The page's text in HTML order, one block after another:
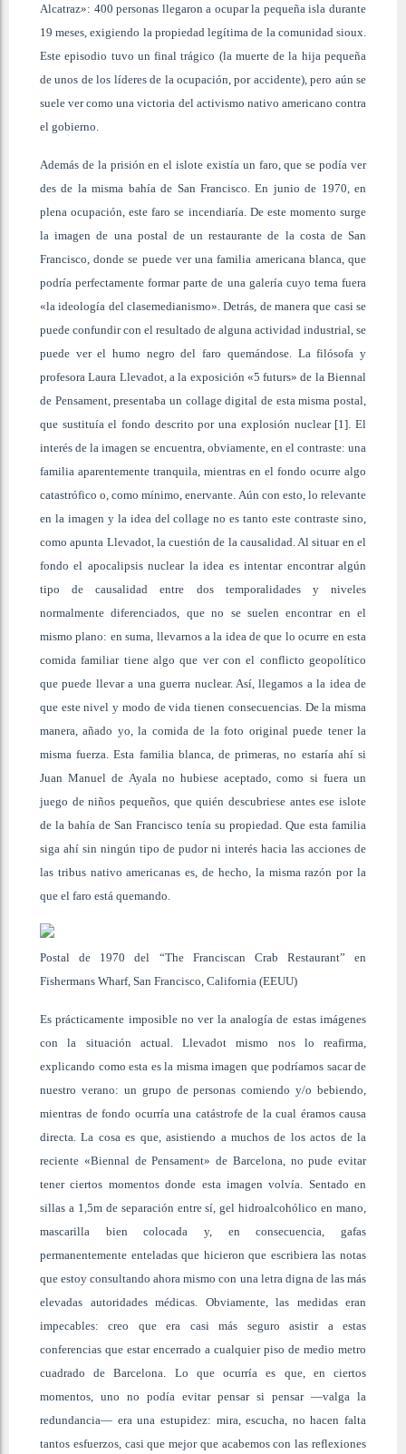
Alcatraz»: 400 personas llegaron a ocupar la pequeña isla durante
19 meses, exigiendo la propiedad legítima de la comunidad sioux.
Este episodio tuvo un final trágico (la muerte de la hija pequeña
de unos de los líderes de la ocupación, por accidente), pero aún se
suele ver como una victoria del activismo nativo americano contra
el gobierno.
Además de la prisión en el islote existía un faro, que se podía ver
des de la misma bahía de San Francisco. En junio de 1970, en
plena ocupación, este faro se incendiaría. De este momento surge
la imagen de una postal de un restaurante de la costa de San
Francisco, donde se puede ver una familia americana blanca, que
podría perfectamente formar parte de una galería cuyo tema fuera
«la ideología del clasemedianismo». Detrás, de manera que casi se
puede confundir con el resultado de alguna actividad industrial, se
puede ver el humo negro del faro quemándose. La filósofa y
profesora Laura Llevadot, a la exposición «5 futurs» de la Biennal
de Pensament, presentaba un collage digital de esta misma postal,
que sustituía el fondo descrito por una explosión nuclear [1]. El
interés de la imagen se encuentra, obviamente, en el contraste: una
familia aparentemente tranquila, mientras en el fondo ocurre algo
catastrófico o, como mínimo, enervante. Aún con esto, lo relevante
en la imagen y la idea del collage no es tanto este contraste sino,
como apunta Llevadot, la cuestión de la causalidad. Al situar en el
fondo el apocalipsis nuclear la idea es intentar encontrar algún
tipo de causalidad entre dos temporalidades y niveles
normalmente diferenciados, que no se suelen encontrar en el
mismo plano: en suma, llevarnos a la idea de que lo ocurre en esta
comida familiar tiene algo que ver con el conflicto geopolítico
que puede llevar a una guerra nuclear. Así, llegamos a la idea de
que este nivel y modo de vida tienen consecuencias. De la misma
manera, añado yo, la comida de la foto original puede tener la
misma fuerza. Esta familia blanca, de primeras, no estaría ahí si
Juan Manuel de Ayala no hubiese aceptado, como si fuera un
juego de niños pequeños, que quién descubriese antes ese islote
de la bahía de San Francisco tenía su propiedad. Que esta familia
siga ahí sin ningún tipo de pudor ni interés hacia las acciones de
las tribus nativo americanas es, de hecho, la misma razón por la
que el faro está quemando.
Postal de 1970 del “The Franciscan Crab Restaurant” en
Fishermans Wharf, San Francisco, California (EEUU)
Es prácticamente imposible no ver la analogía de estas imágenes
con la situación actual. Llevadot mismo nos lo reafirma,
explicando como esta es la misma imagen que podríamos sacar de
nuestro verano: un grupo de personas comiendo y/o bebiendo,
mientras de fondo ocurría una catástrofe de la cual éramos causa
directa. La cosa es que, asistiendo a muchos de los actos de la
reciente «Biennal de Pensament» de Barcelona, no pude evitar
tener ciertos momentos donde esta imagen volvía. Sentado en
sillas a 1,5m de separación entre sí, gel hidroalcohólico en mano,
mascarilla bien colocada y, en consecuencia, gafas
permanentemente enteladas que hicieron que escribiera las notas
que estoy consultando ahora mismo con una letra digna de las más
elevadas autoridades médicas. Obviamente, las medidas eran
impecables: creo que era casi más seguro asistir a estas
conferencias que estar encerrado a cualquier piso de medio metro
cuadrado de Barcelona. Lo que ocurría es que, en ciertos
momentos, uno no podía evitar pensar si pensar —valga la
redundancia— era una estupidez: mira, escucha, no hacen falta
tantos esfuerzos, casi que mejor que acabemos con las reflexiones